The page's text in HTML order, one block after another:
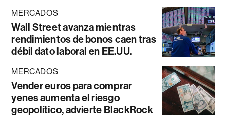
MERCADOS
Wall Street avanza mientras
rendimientos de bonos caen tras
débil dato laboral en EE.UU.
MERCADOS
Vender euros para comprar
yenes aumenta el riesgo
geopolítico, advierte BlackRock